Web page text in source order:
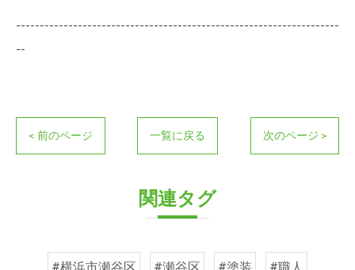
--------------------------------------------------------------------
--
< 前のページ 一覧に戻る 次のページ >
関連タグ